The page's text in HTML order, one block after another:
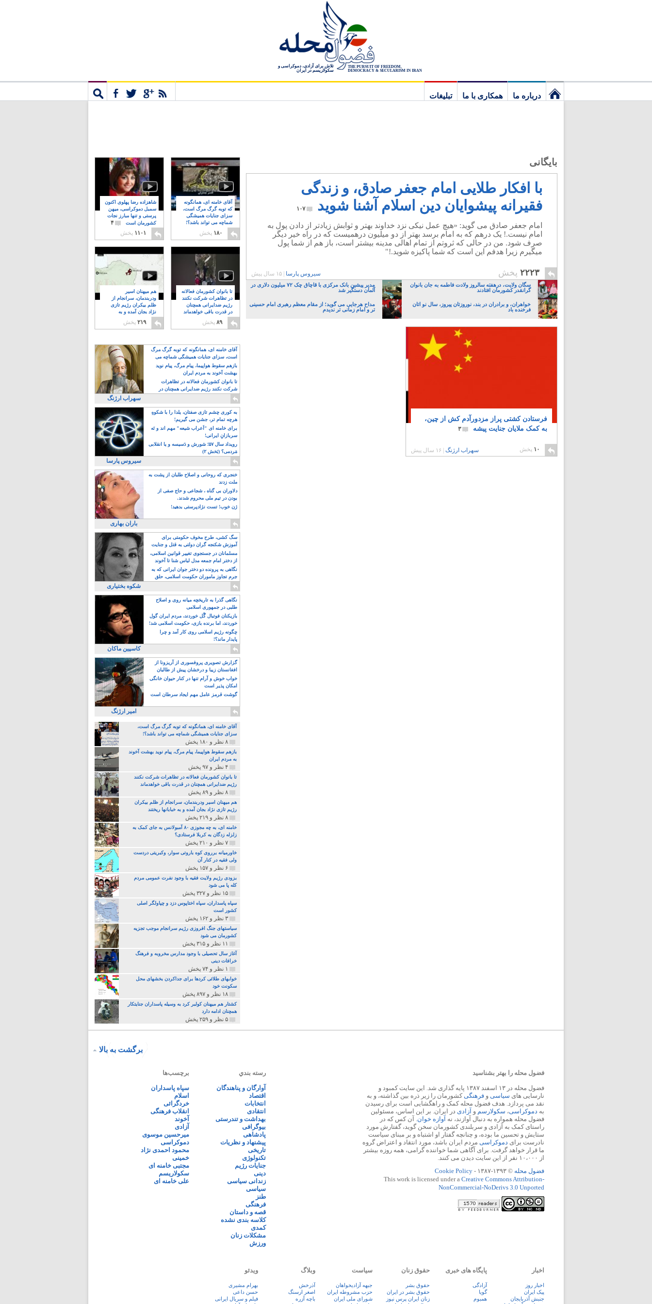
THE PURSUIT OF FREEDOM,
DEMOCRACY & SECULARISM IN IRAN
تلاش برای آزادی، دموکراسی و
سکولاریسم در ایران
درباره ما همکاری با ما
تبلیغات
بایگانی
با افکار طلایی امام جعفر صادق، و زندگی
فقیرانه پیشوایان دین اسلام آشنا شوید
۱۰۷
امام جعفر صادق می گوید: «هیچ عمل نیکی نزد خداوند بهتر و ثوابش زیادتر از دادن پول به
امام نیست.! یک درهم که به امام برسد بهتر از دو میلیون درهمیست که در راه خیر دیگر
صرف شود. من در حالی که ثروتم از تمام اهالی مدینه بیشتر است، باز هم از شما پول
میگیرم زیرا هدفم این است که شما پاکیزه شوید.!"
۲۲۲۳ پخش سیروس پارسا ۱۵ سال پیش
سگان ولایت، درهفته سالروز ولادت فاطمه به جان بانوان
گرانقدر کشورمان افتادند
مدیر پیشین بانک مرکزی با قاچاق چک ۷۲ میلیون دلاری در
آلمان دستگیر شد
خواهران، و برادران در بند، نوروزتان پیروز، سال نو اتان
فرخنده باد
مداح هرجایی می گوید؛ از مقام معظم رهبری امام حسینی
تر و امام زمانی تر ندیدم
فرستادن کشتی پراز مزدورآدم کش از چین،
به کمک ملایان جنایت پیشه
۳
۱۰ پخش سهراب ارژنگ ۱۶ سال پیش
شاهزاده رضا پهلوی اکنون
سمبل دموکراسی، میهن
پرستی و تنها مبارز نجات
کشورمان است
۴
۱۱۰۱ پخش
آقای خامنه ای، همانگونه
که توبه گرگ مرگ است،
سزای جنایات همیشگی
شماچه می تواند باشد؟!
۸
۱۸۰ پخش
هم میهنان اسیر
ودربندمان، سرانجام از
ظلم بیکران رژیم تازی
نژاد بجان آمده و به
۲۱۹ پخش
تا بانوان کشورمان فعالانه
در تظاهرات شرکت نکنند
رژیم ضدایرانی همچنان
در قدرت باقی خواهدماند
۸
۸۹ پخش
آقای خامنه ای، همانگونه که توبه گرگ مرگ
است، سزای جنایات همیشگی شماچه می
تواند باشد؟!
بازهم سقوط هواپیما، پیام مرگ، پیام نوید
بهشت آخوند به مردم ایران
تا بانوان کشورمان فعالانه در تظاهرات
شرکت نکنند رژیم ضدایرانی همچنان در
قدرت باقی خواهدماند
سهراب ارژنگ
به کوری چشم تازی صفتان، یلدا را با شکوهِ
هرچه تمام تر، جشن می گیریم!
برای خامنه ای "اَعراب شیعه" مهم اند و نَه
سربازانِ ایرانی!
رویداد سال ۵۷؛ شورش و دَسیسه و یا انقلابی
مَردمی؟ (بَخش ۲)
سیروس پارسا
خنجری که روحانی و اصلاح طلبان از پشت به
ملت زدند
دلاوران بی گناه ، شجاعی و حاج صفی از
بودن در تیم ملی محروم شدند.
ژن خوب! تست نژادپرستی بدهید!
باران بهاری
سگ کشی، طرح مخوف حکومتی برای
آموزش شکنجه گران دولتی به قتل و جنایت
بیشتر
مسلمانان در جستجوی تغییر قوانین اسلامی،
از دختر امام جمعه مدل لباس شنا تا آخوند
مسلمان همجنسگرا!
نگاهی به پرونده دو دختر جوان ایرانی که به
جرم تجاوز ماموران حکومت اسلامی، حلق
آویز شدند!
شکوه بختیاری
نگاهی گذرا به تاریخچه میانه روی و اصلاح
طلبی در جمهوری اسلامی
بازیکنان فوتبال گًل خوردند، مردم ایران گول
خوردند، اما برنده بازی، حکومت اسلامی شد!
چگونه رژیم اسلامی روی کار آمد و چرا
پایدار ماند؟!
کاسپین ماکان
گزارش تصویری پروفسوری از آریزونا از
افغانستان زیبا و درخشان پیش از طالبان
خواب خوش و آرام تنها در کنار حیوان خانگی
امکان پذیر است
گوشت قرمز عامل مهم ایجاد سرطان است
امیر ارژنگ
آقای خامنه ای، همانگونه که توبه گرگ مرگ است،
سزای جنایات همیشگی شماچه می تواند باشد؟!
۸ نظر و ۱۸۰ پخش
بازهم سقوط هواپیما، پیام مرگ، پیام نوید بهشت آخوند
به مردم ایران
۴ نظر و ۹۷ پخش
تا بانوان کشورمان فعالانه در تظاهرات شرکت نکنند
رژیم ضدایرانی همچنان در قدرت باقی خواهدماند
۸ نظر و ۸۹ پخش
هم میهنان اسیر ودربندمان، سرانجام از ظلم بیکران
رژیم تازی نژاد بجان آمده و به خبابانها ریختند
۸ نظر و ۲۱۹ پخش
خامنه ای، به چه مجوزی ۸۰ آمبولانس به جای کمک به
زلزله زدگان به کربلا فرستادی؟
۷ نظر و ۲۱۰ پخش
خاورمیانه برروی کوه باروتی سوار، وکبریتی دردست
ولی فقیه در کنار آن
۶ نظر و ۱۵۷ پخش
بزودی رژیم ولایت فقیه با وجود نفرت عمومی مردم
کله پا می شود
۱۵ نظر و ۳۲۷ پخش
سپاه پاسداران، سپاه اختاپوس دزد و چپاولگر اصلی
کشور است
۳ نظر و ۱۶۲ پخش
سیاستهای جنگ افروزی رژیم سرانجام موجب تجزیه
کشورمان می شود
۱۱ نظر و ۳۱۵ پخش
آغاز سال تحصیلی با وجود مدارس مخروبه و فرهنگ
خرافات دینی
۱ نظر و ۷۴ پخش
خوابهای طلائی کردها برای جداکردن بخشهای محل
سکونت خود
۱۸ نظر و ۸۹۷ پخش
کشتار هم میهنان کولبر کرد به وسیله پاسداران جنایتکار
همچنان ادامه دارد
۵ نظر و ۲۵۹ پخش
برگشت به بالا
فضول محله را بهتر بشناسید
فضول محله در ۱۳ اسفند ۱۳۸۷ پایه گذاری شد. این سایت کمبود و
نارسایی های سیاسی و فرهنگیکشورمان را زیر ذره بین گذاشته، و به
نقد می پردازد. هدف فضول محله کمک و راهگشایی است برای رسیدن
به دموکراسی، سکولارسم و آزادی در ایران. بر این اساس، مسئولین
فضول محله همواره به دنبال آوازند، نه آوازه خوان. آن کس که در
راستای کمک به آزادی و سربلندی کشورمان سخن گوید، گفتارش مورد
ستایش و تحسین ما بوده، و چنانچه گفتار او اشتباه و بر مبنای سیاست
نادرست برای دموکراسی مردم ایران باشد، مورد انتقاد و اعتراض گروه
ما قرار خواهد گرفت. برای آگاهی شما خواننده گرامی، همه روزه بیشتر
از ۱۰،۰۰۰ نفر از این سایت دیدن می کنند.
فضول محله © ۱۳۹۳-۱۳۸۷ -
Cookie Policy
This work is licensed under a Creative Commons Attribution-
NonCommercial-NoDerivs 3.0 Unported
رسته بندي
آوارگان و پناهندگان
اقتصاد
انتخابات
انتقادی
بهداشت و تندرستی
بیوگرافی
پادشاهی
پیشنهاد و نظریات
تاریخی
تکنولوژی
جنایات رژیم
دینی
زندانی سیاسی
سیاسی
طنز
فرهنگی
قصه و داستان
کلاسه بندی نشده
کمدی
مشکلات زنان
ورزش
برچسب‌ها
سپاه پاسداران
اسلام
خردگرائی
انقلاب فرهنگی
آخوند
آزادی
میرحسین موسوی
دموکراسی
محمود احمدی نژاد
خمینی
مجتبی خامنه ای
سکولاریسم
علی خامنه ای
اخبار
اخبار روز
پيک ايران
جنبش آذربایجان
پایگاه های خبری
آزادگی
گویا
همبوم
حقوق زنان
حقوق بشر
حقوق بشر در ایران
زنان ايران پرس نيوز
سیاست
جبهه آزادیخواهان
حزب مشروطه ایران
شورای ملی ایران
وبلاگ
آذرخش
اصغر ارسنگ
باچه آزره
ویدئو
بهرام مشیری
حسن داعی
فيلم و سريال ايرانی